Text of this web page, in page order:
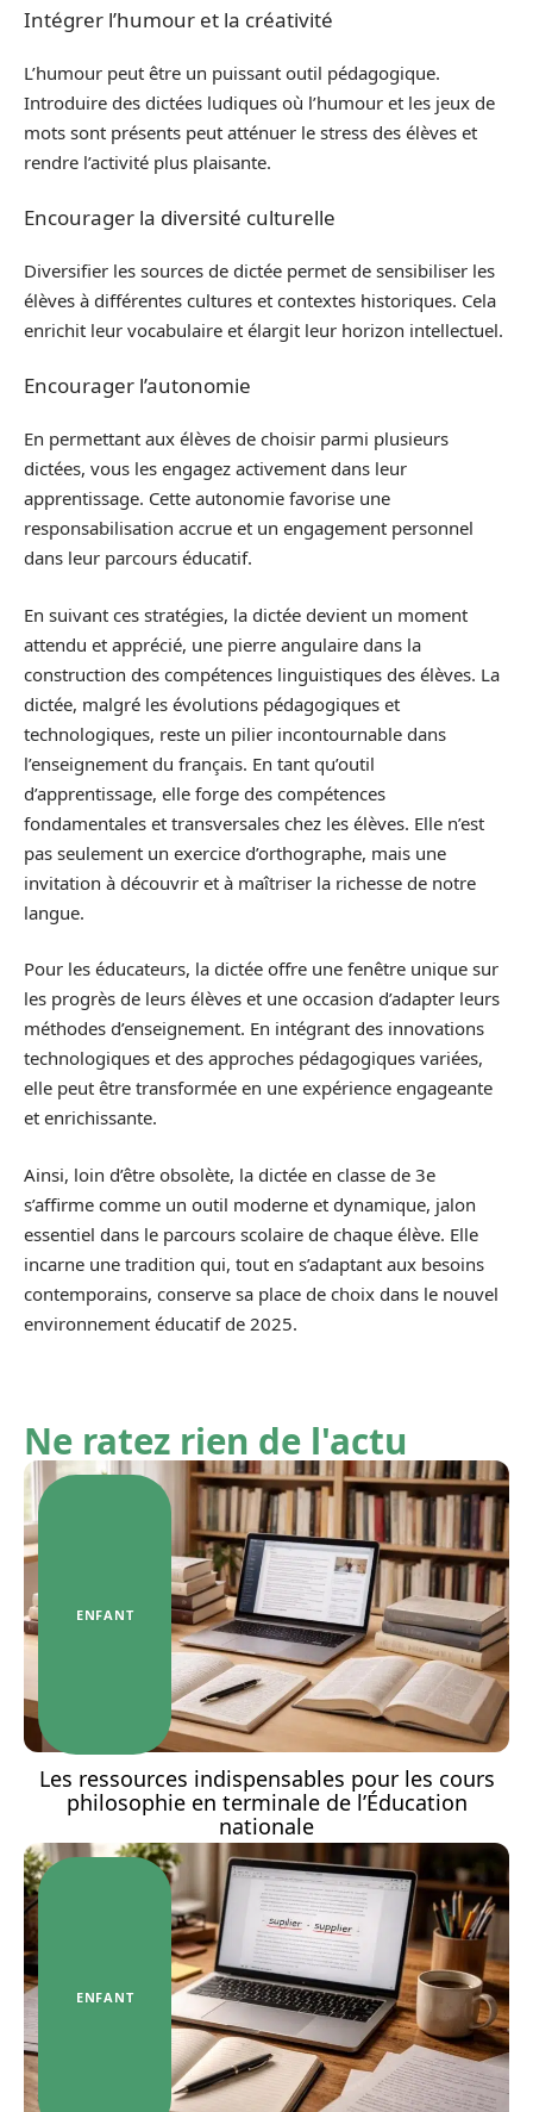
Intégrer l’humour et la créativité
L’humour peut être un puissant outil pédagogique.
Introduire des dictées ludiques où l’humour et les jeux de
mots sont présents peut atténuer le stress des élèves et
rendre l’activité plus plaisante.
Encourager la diversité culturelle
Diversifier les sources de dictée permet de sensibiliser les
élèves à différentes cultures et contextes historiques. Cela
enrichit leur vocabulaire et élargit leur horizon intellectuel.
Encourager l’autonomie
En permettant aux élèves de choisir parmi plusieurs
dictées, vous les engagez activement dans leur
apprentissage. Cette autonomie favorise une
responsabilisation accrue et un engagement personnel
dans leur parcours éducatif.
En suivant ces stratégies, la dictée devient un moment
attendu et apprécié, une pierre angulaire dans la
construction des compétences linguistiques des élèves. La
dictée, malgré les évolutions pédagogiques et
technologiques, reste un pilier incontournable dans
l’enseignement du français. En tant qu’outil
d’apprentissage, elle forge des compétences
fondamentales et transversales chez les élèves. Elle n’est
pas seulement un exercice d’orthographe, mais une
invitation à découvrir et à maîtriser la richesse de notre
langue.
Pour les éducateurs, la dictée offre une fenêtre unique sur
les progrès de leurs élèves et une occasion d’adapter leurs
méthodes d’enseignement. En intégrant des innovations
technologiques et des approches pédagogiques variées,
elle peut être transformée en une expérience engageante
et enrichissante.
Ainsi, loin d’être obsolète, la dictée en classe de 3e
s’affirme comme un outil moderne et dynamique, jalon
essentiel dans le parcours scolaire de chaque élève. Elle
incarne une tradition qui, tout en s’adaptant aux besoins
contemporains, conserve sa place de choix dans le nouvel
environnement éducatif de 2025.
Ne ratez rien de l'actu
ENFANT
Les ressources indispensables pour les cours
philosophie en terminale de l’Éducation
nationale
ENFANT